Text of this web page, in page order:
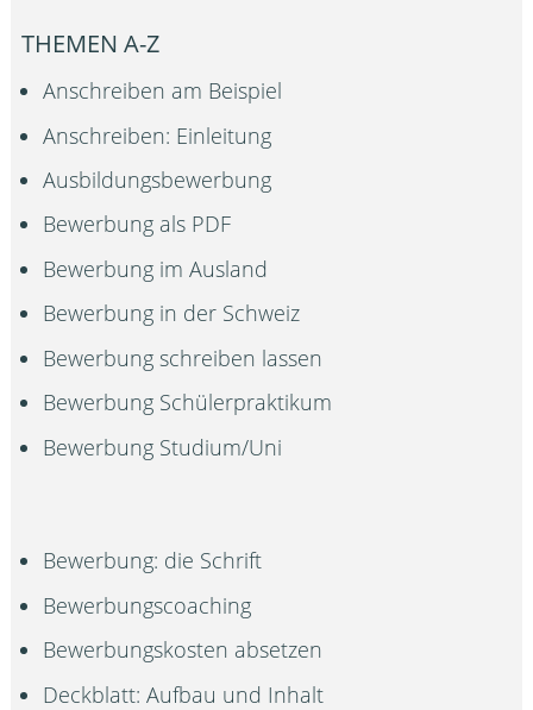
THEMEN A-Z
Anschreiben am Beispiel
Anschreiben: Einleitung
Ausbildungsbewerbung
Bewerbung als PDF
Bewerbung im Ausland
Bewerbung in der Schweiz
Bewerbung schreiben lassen
Bewerbung Schülerpraktikum
Bewerbung Studium/Uni
Bewerbung: die Schrift
Bewerbungscoaching
Bewerbungskosten absetzen
Deckblatt: Aufbau und Inhalt